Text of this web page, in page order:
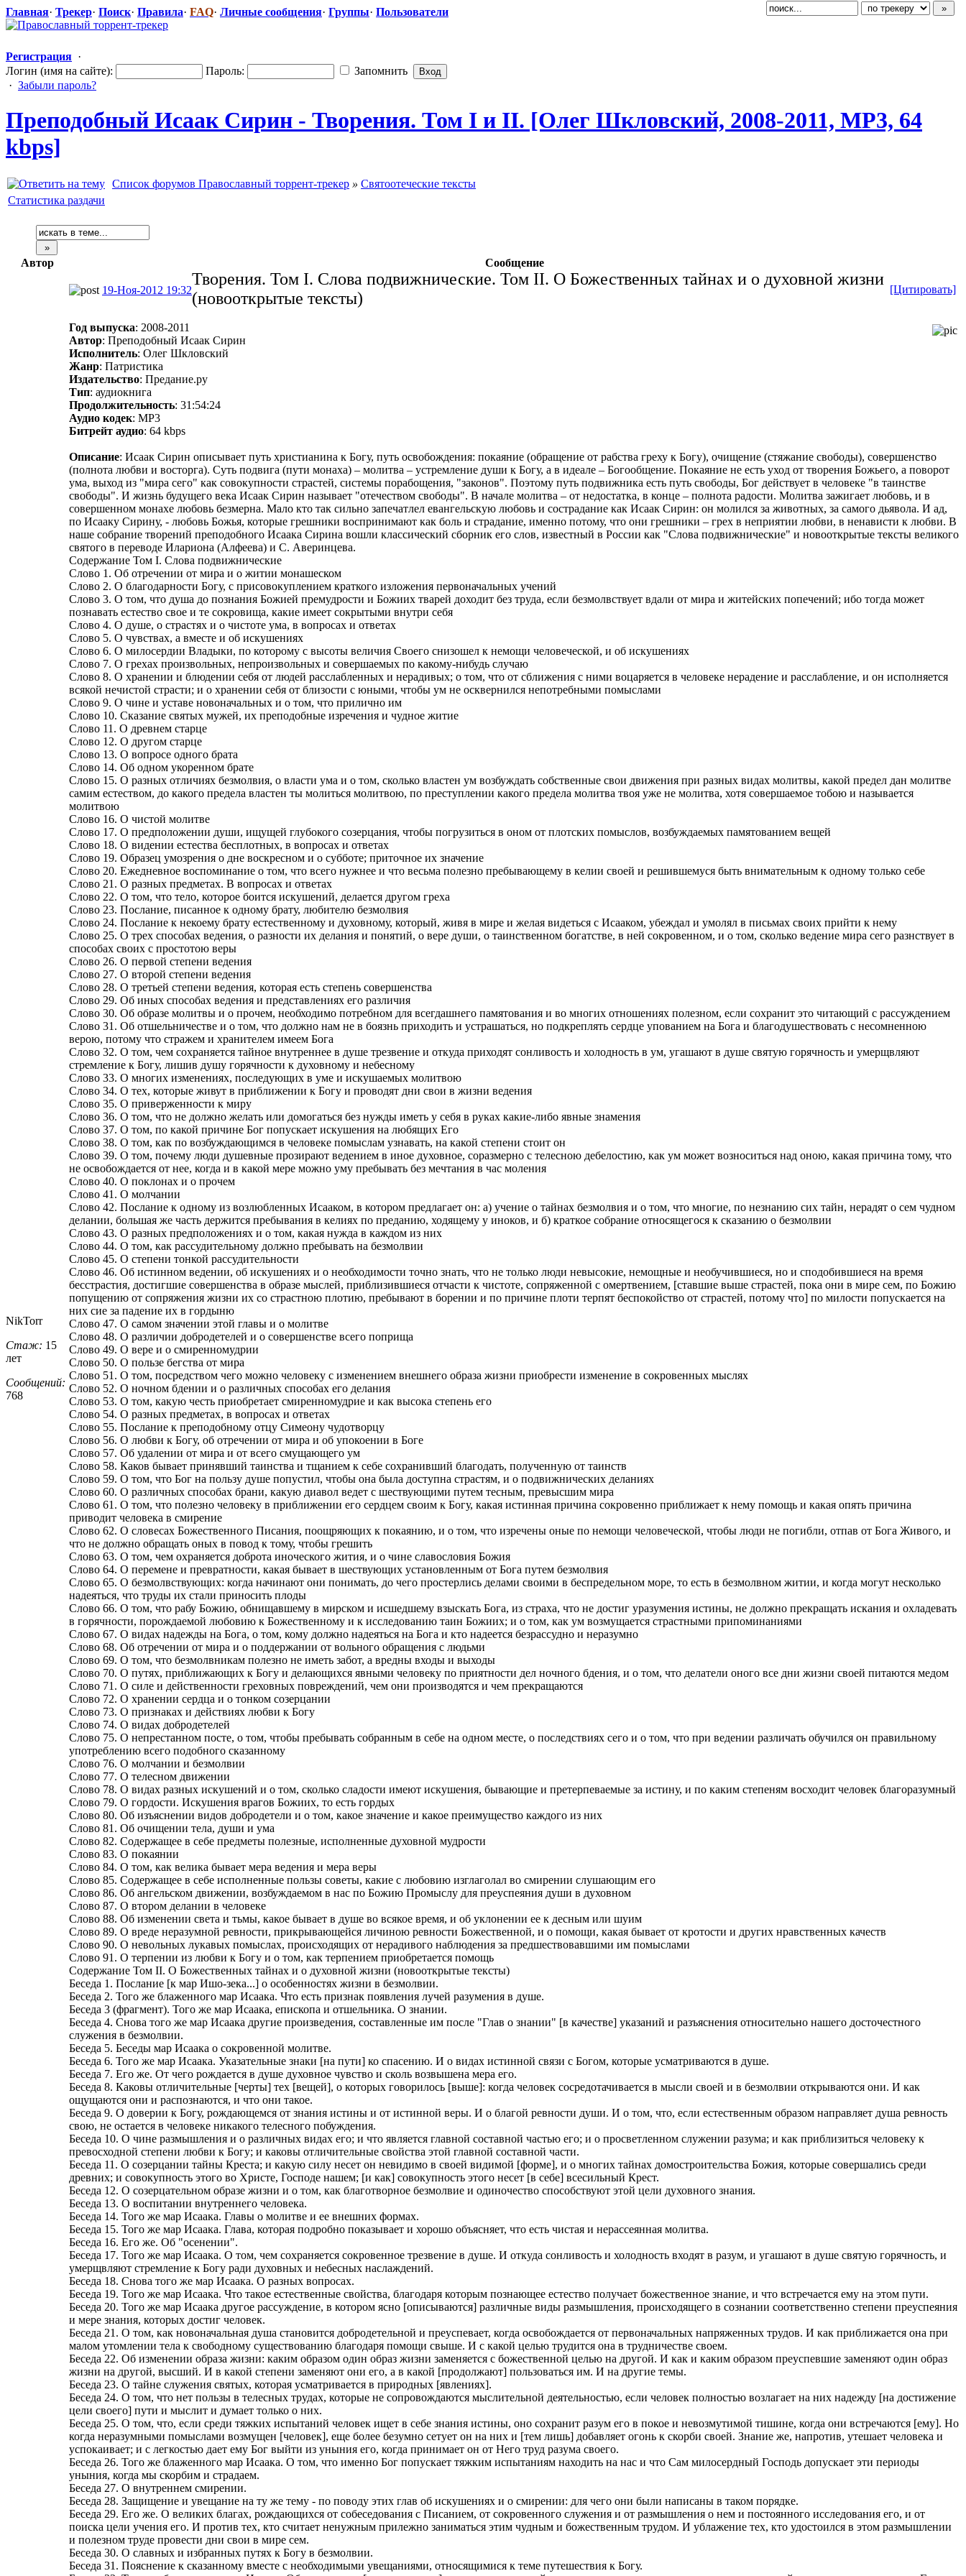
Главная· Трекер· Поиск· Правила· FAQ· Личные сообщения· Группы· Пользователи
Регистрация ·
Логин (имя на сайте):
Пароль:
Запомнить
· Забыли пароль?
Преподобный Исаак Сирин - Творения. Том I и II. [Олег Шкловский, 2008-2011, MP3, 64
kbps]
Список форумов Православный торрент-трекер » Святоотеческие тексты
Статистика раздачи
Автор Сообщение
NikTorr
Стаж: 15
лет
Сообщений:
768
19-Ноя-2012 19:32 [Цитировать]
Творения. Том I. Слова подвижнические. Том II. О Божественных тайнах и о духовной жизни
(новооткрытые тексты)
Год выпуска: 2008-2011
Автор: Преподобный Исаак Сирин
Исполнитель: Олег Шкловский
Жанр: Патристика
Издательство: Предание.ру
Тип: аудиокнига
Продолжительность: 31:54:24
Аудио кодек: MP3
Битрейт аудио: 64 kbps
Описание: Исаак Сирин описывает путь христианина к Богу, путь освобождения: покаяние (обращение от рабства греху к Богу), очищение (стяжание свободы), совершенство
(полнота любви и восторга). Суть подвига (пути монаха) – молитва – устремление души к Богу, а в идеале – Богообщение. Покаяние не есть уход от творения Божьего, а поворот
ума, выход из "мира сего" как совокупности страстей, системы порабощения, "законов". Поэтому путь подвижника есть путь свободы, Бог действует в человеке "в таинстве
свободы". И жизнь будущего века Исаак Сирин называет "отечеством свободы". В начале молитва – от недостатка, в конце – полнота радости. Молитва зажигает любовь, и в
совершенном монахе любовь безмерна. Мало кто так сильно запечатлел евангельскую любовь и сострадание как Исаак Сирин: он молился за животных, за самого дьявола. И ад,
по Исааку Сирину, - любовь Божья, которые грешники воспринимают как боль и страдание, именно потому, что они грешники – грех в неприятии любви, в ненависти к любви. В
наше собрание творений преподобного Исаака Сирина вошли классический сборник его слов, известный в России как "Слова подвижнические" и новооткрытые тексты великого
святого в переводе Илариона (Алфеева) и С. Аверинцева.
Содержание Том I. Слова подвижнические
Слово 1. Об отречении от мира и о житии монашеском
Слово 2. О благодарности Богу, с присовокуплением краткого изложения первоначальных учений
Слово 3. О том, что душа до познания Божией премудрости и Божиих тварей доходит без труда, если безмолвствует вдали от мира и житейских попечений; ибо тогда может
познавать естество свое и те сокровища, какие имеет сокрытыми внутри себя
Слово 4. О душе, о страстях и о чистоте ума, в вопросах и ответах
Слово 5. О чувствах, а вместе и об искушениях
Слово 6. О милосердии Владыки, по которому с высоты величия Своего снизошел к немощи человеческой, и об искушениях
Слово 7. О грехах произвольных, непроизвольных и совершаемых по какому-нибудь случаю
Слово 8. О хранении и блюдении себя от людей расслабленных и нерадивых; о том, что от сближения с ними воцаряется в человеке нерадение и расслабление, и он исполняется
всякой нечистой страсти; и о хранении себя от близости с юными, чтобы ум не осквернился непотребными помыслами
Слово 9. О чине и уставе новоначальных и о том, что прилично им
Слово 10. Сказание святых мужей, их преподобные изречения и чудное житие
Слово 11. О древнем старце
Слово 12. О другом старце
Слово 13. О вопросе одного брата
Слово 14. Об одном укоренном брате
Слово 15. О разных отличиях безмолвия, о власти ума и о том, сколько властен ум возбуждать собственные свои движения при разных видах молитвы, какой предел дан молитве
самим естеством, до какого предела властен ты молиться молитвою, по преступлении какого предела молитва твоя уже не молитва, хотя совершаемое тобою и называется
молитвою
Слово 16. О чистой молитве
Слово 17. О предположении души, ищущей глубокого созерцания, чтобы погрузиться в оном от плотских помыслов, возбуждаемых памятованием вещей
Слово 18. О видении естества бесплотных, в вопросах и ответах
Слово 19. Образец умозрения о дне воскресном и о субботе; приточное их значение
Слово 20. Ежедневное воспоминание о том, что всего нужнее и что весьма полезно пребывающему в келии своей и решившемуся быть внимательным к одному только себе
Слово 21. О разных предметах. В вопросах и ответах
Слово 22. О том, что тело, которое боится искушений, делается другом греха
Слово 23. Послание, писанное к одному брату, любителю безмолвия
Слово 24. Послание к некоему брату естественному и духовному, который, живя в мире и желая видеться с Исааком, убеждал и умолял в письмах своих прийти к нему
Слово 25. О трех способах ведения, о разности их делания и понятий, о вере души, о таинственном богатстве, в ней сокровенном, и о том, сколько ведение мира сего разнствует в
способах своих с простотою веры
Слово 26. О первой степени ведения
Слово 27. О второй степени ведения
Слово 28. О третьей степени ведения, которая есть степень совершенства
Слово 29. Об иных способах ведения и представлениях его различия
Слово 30. Об образе молитвы и о прочем, необходимо потребном для всегдашнего памятования и во многих отношениях полезном, если сохранит это читающий с рассуждением
Слово 31. Об отшельничестве и о том, что должно нам не в боязнь приходить и устрашаться, но подкреплять сердце упованием на Бога и благодушествовать с несомненною
верою, потому что стражем и хранителем имеем Бога
Слово 32. О том, чем сохраняется тайное внутреннее в душе трезвение и откуда приходят сонливость и холодность в ум, угашают в душе святую горячность и умерщвляют
стремление к Богу, лишив душу горячности к духовному и небесному
Слово 33. О многих изменениях, последующих в уме и искушаемых молитвою
Слово 34. О тех, которые живут в приближении к Богу и проводят дни свои в жизни ведения
Слово 35. О приверженности к миру
Слово 36. О том, что не должно желать или домогаться без нужды иметь у себя в руках какие-либо явные знамения
Слово 37. О том, по какой причине Бог попускает искушения на любящих Его
Слово 38. О том, как по возбуждающимся в человеке помыслам узнавать, на какой степени стоит он
Слово 39. О том, почему люди душевные прозирают ведением в иное духовное, соразмерно с телесною дебелостию, как ум может возноситься над оною, какая причина тому, что
не освобождается от нее, когда и в какой мере можно уму пребывать без мечтания в час моления
Слово 40. О поклонах и о прочем
Слово 41. О молчании
Слово 42. Послание к одному из возлюбленных Исааком, в котором предлагает он: а) учение о тайнах безмолвия и о том, что многие, по незнанию сих тайн, нерадят о сем чудном
делании, большая же часть держится пребывания в келиях по преданию, ходящему у иноков, и б) краткое собрание относящегося к сказанию о безмолвии
Слово 43. О разных предположениях и о том, какая нужда в каждом из них
Слово 44. О том, как рассудительному должно пребывать на безмолвии
Слово 45. О степени тонкой рассудительности
Слово 46. Об истинном ведении, об искушениях и о необходимости точно знать, что не только люди невысокие, немощные и необучившиеся, но и сподобившиеся на время
бесстрастия, достигшие совершенства в образе мыслей, приблизившиеся отчасти к чистоте, сопряженной с омертвением, [ставшие выше страстей, пока они в мире сем, по Божию
попущению от сопряжения жизни их со страстною плотию, пребывают в борении и по причине плоти терпят беспокойство от страстей, потому что] по милости попускается на
них сие за падение их в гордыню
Слово 47. О самом значении этой главы и о молитве
Слово 48. О различии добродетелей и о совершенстве всего поприща
Слово 49. О вере и о смиренномудрии
Слово 50. О пользе бегства от мира
Слово 51. О том, посредством чего можно человеку с изменением внешнего образа жизни приобрести изменение в сокровенных мыслях
Слово 52. О ночном бдении и о различных способах его делания
Слово 53. О том, какую честь приобретает смиренномудрие и как высока степень его
Слово 54. О разных предметах, в вопросах и ответах
Слово 55. Послание к преподобному отцу Симеону чудотворцу
Слово 56. О любви к Богу, об отречении от мира и об упокоении в Боге
Слово 57. Об удалении от мира и от всего смущающего ум
Слово 58. Каков бывает принявший таинства и тщанием к себе сохранивший благодать, полученную от таинств
Слово 59. О том, что Бог на пользу душе попустил, чтобы она была доступна страстям, и о подвижнических деланиях
Слово 60. О различных способах брани, какую диавол ведет с шествующими путем тесным, превысшим мира
Слово 61. О том, что полезно человеку в приближении его сердцем своим к Богу, какая истинная причина сокровенно приближает к нему помощь и какая опять причина
приводит человека в смирение
Слово 62. О словесах Божественного Писания, поощряющих к покаянию, и о том, что изречены оные по немощи человеческой, чтобы люди не погибли, отпав от Бога Живого, и
что не должно обращать оных в повод к тому, чтобы грешить
Слово 63. О том, чем охраняется доброта иноческого жития, и о чине славословия Божия
Слово 64. О перемене и превратности, какая бывает в шествующих установленным от Бога путем безмолвия
Слово 65. О безмолвствующих: когда начинают они понимать, до чего простерлись делами своими в беспредельном море, то есть в безмолвном житии, и когда могут несколько
надеяться, что труды их стали приносить плоды
Слово 66. О том, что рабу Божию, обнищавшему в мирском и исшедшему взыскать Бога, из страха, что не достиг уразумения истины, не должно прекращать искания и охладевать
в горячности, порождаемой любовию к Божественному и к исследованию таин Божиих; и о том, как ум возмущается страстными припоминаниями
Слово 67. О видах надежды на Бога, о том, кому должно надеяться на Бога и кто надеется безрассудно и неразумно
Слово 68. Об отречении от мира и о поддержании от вольного обращения с людьми
Слово 69. О том, что безмолвникам полезно не иметь забот, а вредны входы и выходы
Слово 70. О путях, приближающих к Богу и делающихся явными человеку по приятности дел ночного бдения, и о том, что делатели оного все дни жизни своей питаются медом
Слово 71. О силе и действенности греховных повреждений, чем они производятся и чем прекращаются
Слово 72. О хранении сердца и о тонком созерцании
Слово 73. О признаках и действиях любви к Богу
Слово 74. О видах добродетелей
Слово 75. О непрестанном посте, о том, чтобы пребывать собранным в себе на одном месте, о последствиях сего и о том, что при ведении различать обучился он правильному
употреблению всего подобного сказанному
Слово 76. О молчании и безмолвии
Слово 77. О телесном движении
Слово 78. О видах разных искушений и о том, сколько сладости имеют искушения, бывающие и претерпеваемые за истину, и по каким степеням восходит человек благоразумный
Слово 79. О гордости. Искушения врагов Божиих, то есть гордых
Слово 80. Об изъяснении видов добродетели и о том, какое значение и какое преимущество каждого из них
Слово 81. Об очищении тела, души и ума
Слово 82. Содержащее в себе предметы полезные, исполненные духовной мудрости
Слово 83. О покаянии
Слово 84. О том, как велика бывает мера ведения и мера веры
Слово 85. Содержащее в себе исполненные пользы советы, какие с любовию изглаголал во смирении слушающим его
Слово 86. Об ангельском движении, возбуждаемом в нас по Божию Промыслу для преуспеяния души в духовном
Слово 87. О втором делании в человеке
Слово 88. Об изменении света и тьмы, какое бывает в душе во всякое время, и об уклонении ее к десным или шуим
Слово 89. О вреде неразумной ревности, прикрывающейся личиною ревности Божественной, и о помощи, какая бывает от кротости и других нравственных качеств
Слово 90. О невольных лукавых помыслах, происходящих от нерадивого наблюдения за предшествовавшими им помыслами
Слово 91. О терпении из любви к Богу и о том, как терпением приобретается помощь
Содержание Том II. О Божественных тайнах и о духовной жизни (новооткрытые тексты)
Беседа 1. Послание [к мар Ишо-зека...] о особенностях жизни в безмолвии.
Беседа 2. Того же блаженного мар Исаака. Что есть признак появления лучей разумения в душе.
Беседа 3 (фрагмент). Того же мар Исаака, епископа и отшельника. О знании.
Беседа 4. Снова того же мар Исаака другие произведения, составленные им после "Глав о знании" [в качестве] указаний и разъяснения относительно нашего досточестного
служения в безмолвии.
Беседа 5. Беседы мар Исаака о сокровенной молитве.
Беседа 6. Того же мар Исаака. Указательные знаки [на пути] ко спасению. И о видах истинной связи с Богом, которые усматриваются в душе.
Беседа 7. Его же. От чего рождается в душе духовное чувство и сколь возвышена мера его.
Беседа 8. Каковы отличительные [черты] тех [вещей], о которых говорилось [выше]: когда человек сосредотачивается в мысли своей и в безмолвии открываются они. И как
ощущаются они и распознаются, и что они такое.
Беседа 9. О доверии к Богу, рождающемся от знания истины и от истинной веры. И о благой ревности души. И о том, что, если естественным образом направляет душа ревность
свою, не остается в человеке никакого телесного побуждения.
Беседа 10. О чине размышления и о различных видах его; и что является главной составной частью его; и о просветленном служении разума; и как приблизиться человеку к
превосходной степени любви к Богу; и каковы отличительные свойства этой главной составной части.
Беседа 11. О созерцании тайны Креста; и какую силу несет он невидимо в своей видимой [форме], и о многих тайнах домостроительства Божия, которые совершались среди
древних; и совокупность этого во Христе, Господе нашем; [и как] совокупность этого несет [в себе] всесильный Крест.
Беседа 12. О созерцательном образе жизни и о том, как благотворное безмолвие и одиночество способствуют этой цели духовного знания.
Беседа 13. О воспитании внутреннего человека.
Беседа 14. Того же мар Исаака. Главы о молитве и ее внешних формах.
Беседа 15. Того же мар Исаака. Глава, которая подробно показывает и хорошо объясняет, что есть чистая и нерассеянная молитва.
Беседа 16. Его же. Об "осенении".
Беседа 17. Того же мар Исаака. О том, чем сохраняется сокровенное трезвение в душе. И откуда сонливость и холодность входят в разум, и угашают в душе святую горячность, и
умерщвляют стремление к Богу ради духовных и небесных наслаждений.
Беседа 18. Снова того же мар Исаака. О разных вопросах.
Беседа 19. Того же мар Исаака. Что такое естественные свойства, благодаря которым познающее естество получает божественное знание, и что встречается ему на этом пути.
Беседа 20. Того же мар Исаака другое рассуждение, в котором ясно [описываются] различные виды размышления, происходящего в сознании соответственно степени преуспеяния
и мере знания, которых достиг человек.
Беседа 21. О том, как новоначальная душа становится добродетельной и преуспевает, когда освобождается от первоначальных напряженных трудов. И как приближается она при
малом утомлении тела к свободному существованию благодаря помощи свыше. И с какой целью трудится она в трудничестве своем.
Беседа 22. Об изменении образа жизни: каким образом один образ жизни заменяется с божественной целью на другой. И как и каким образом преуспевшие заменяют один образ
жизни на другой, высший. И в какой степени заменяют они его, а в какой [продолжают] пользоваться им. И на другие темы.
Беседа 23. О тайне служения святых, которая усматривается в природных [явлениях].
Беседа 24. О том, что нет пользы в телесных трудах, которые не сопровождаются мыслительной деятельностью, если человек полностью возлагает на них надежду [на достижение
цели своего] пути и мыслит и думает только о них.
Беседа 25. О том, что, если среди тяжких испытаний человек ищет в себе знания истины, оно сохранит разум его в покое и невозмутимой тишине, когда они встречаются [ему]. Но
когда неразумными помыслами возмущен [человек], еще более безумно сетует он на них и [тем лишь] добавляет огонь к скорби своей. Знание же, напротив, утешает человека и
успокаивает; и с легкостью дает ему Бог выйти из уныния его, когда принимает он от Него труд разума своего.
Беседа 26. Того же блаженного мар Исаака. О том, что именно Бог попускает тяжким испытаниям находить на нас и что Сам милосердный Господь допускает эти периоды
уныния, когда мы скорбим и страдаем.
Беседа 27. О внутреннем смирении.
Беседа 28. Защищение и увещание на ту же тему - по поводу этих глав об искушениях и о смирении: для чего они были написаны в таком порядке.
Беседа 29. Его же. О великих благах, рождающихся от собеседования с Писанием, от сокровенного служения и от размышления о нем и постоянного исследования его, и от
поиска цели учения его. И против тех, кто считает ненужным прилежно заниматься этим чудным и божественным трудом. И ублажение тех, кто удостоился в этом размышлении
и полезном труде провести дни свои в мире сем.
Беседа 30. О славных и избранных путях к Богу в безмолвии.
Беседа 31. Пояснение к сказанному вместе с необходимыми увещаниями, относящимися к теме путешествия к Богу.